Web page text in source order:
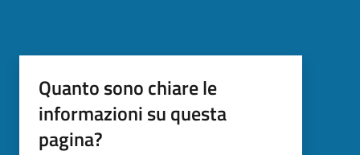
Quanto sono chiare le
informazioni su questa
pagina?